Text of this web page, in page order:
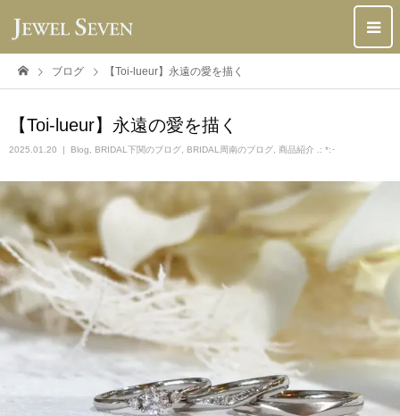
ブログ 【Toi-lueur】永遠の愛を描く
【Toi-lueur】永遠の愛を描く
2025.01.20 Blog BRIDAL下関のブログ BRIDAL周南のブログ 商品紹介 .: *:･